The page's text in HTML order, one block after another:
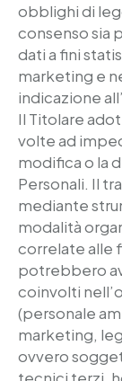
obblighi di
consenso sia
dati a fini
marketing e
indicazione
Il Titolare
volte ad
modifica o la
Personali. Il
mediante
modalità
correlate alle
potrebbero
coinvolti
(personale
marketing,
ovvero